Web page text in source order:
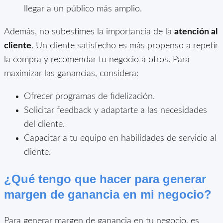
llegar a un público más amplio.
Además, no subestimes la importancia de la atención al
cliente. Un cliente satisfecho es más propenso a repetir
la compra y recomendar tu negocio a otros. Para
maximizar las ganancias, considera:
Ofrecer programas de fidelización.
Solicitar feedback y adaptarte a las necesidades
del cliente.
Capacitar a tu equipo en habilidades de servicio al
cliente.
¿Qué tengo que hacer para generar
margen de ganancia en mi negocio?
Para generar margen de ganancia en tu negocio, es